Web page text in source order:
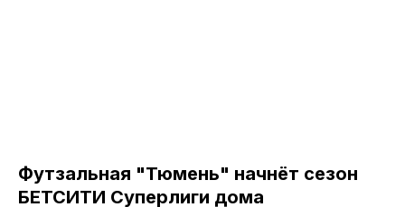
Футзальная "Тюмень" начнёт сезон
БЕТСИТИ Суперлиги дома